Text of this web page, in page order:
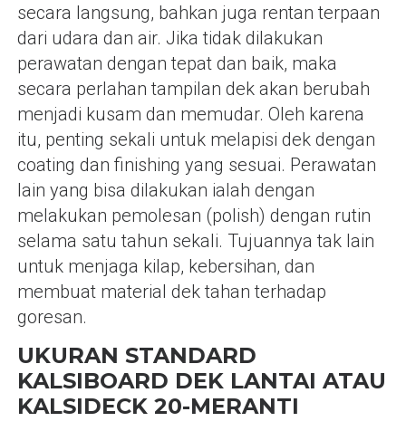
secara langsung, bahkan juga rentan terpaan
dari udara dan air. Jika tidak dilakukan
perawatan dengan tepat dan baik, maka
secara perlahan tampilan dek akan berubah
menjadi kusam dan memudar. Oleh karena
itu, penting sekali untuk melapisi dek dengan
coating dan finishing yang sesuai. Perawatan
lain yang bisa dilakukan ialah dengan
melakukan pemolesan (polish) dengan rutin
selama satu tahun sekali. Tujuannya tak lain
untuk menjaga kilap, kebersihan, dan
membuat material dek tahan terhadap
goresan.
UKURAN STANDARD
KALSIBOARD DEK LANTAI ATAU
KALSIDECK 20-MERANTI